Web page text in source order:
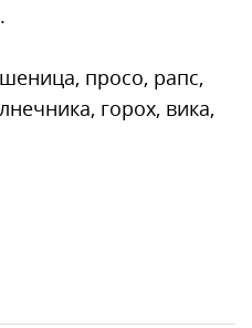
просо, рапс,
горох, вика,